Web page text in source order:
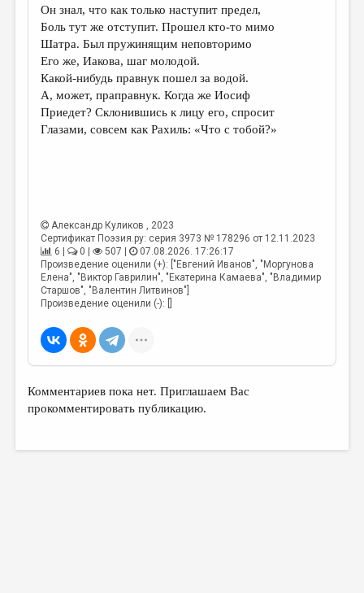
Он знал, что как только наступит предел,
Боль тут же отступит. Прошел кто-то мимо
Шатра. Был пружинящим неповторимо
Его же, Иакова, шаг молодой.
Какой-нибудь правнук пошел за водой.
А, может, праправнук. Когда же Иосиф
Приедет? Склонившись к лицу его, спросит
Глазами, совсем как Рахиль: «Что с тобой?»
Александр Куликов , 2023
Сертификат Поэзия.ру: серия 3973 № 178296 от 12.11.2023
6 |
0 | 507 |
07.08.2026. 17:26:17
Произведение оценили (+): ["Евгений Иванов", "Моргунова
Елена", "Виктор Гаврилин", "Екатерина Камаева", "Владимир
Старшов", "Валентин Литвинов"]
Произведение оценили (-): []
Комментариев пока нет. Приглашаем Вас
прокомментировать публикацию.